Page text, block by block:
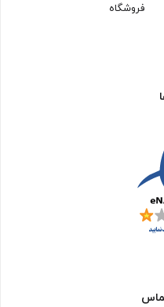
فروشگاه